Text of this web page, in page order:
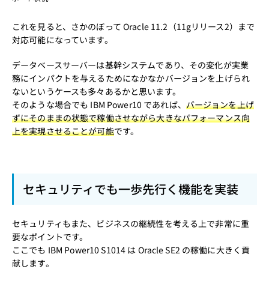
これを見ると、さかのぼって Oracle 11.2（11gリリース2）まで
対応可能になっています。
データベースサーバーは基幹システムであり、その変化が実業
務にインパクトを与えるためになかなかバージョンを上げられ
ないというケースも多々あるかと思います。
そのような場合でも IBM Power10 であれば、 バージョンを上げ
ずにそのままの状態で稼働させながら大きなパフォーマンス向
上を実現させることが可能です。
セキュリティでも一歩先行く機能を実装
セキュリティもまた、ビジネスの継続性を考える上で非常に重
要なポイントです。
ここでも IBM Power10 S1014 は Oracle SE2 の稼働に大きく貢
献します。